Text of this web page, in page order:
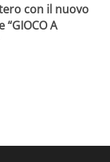
con il nuovo
A